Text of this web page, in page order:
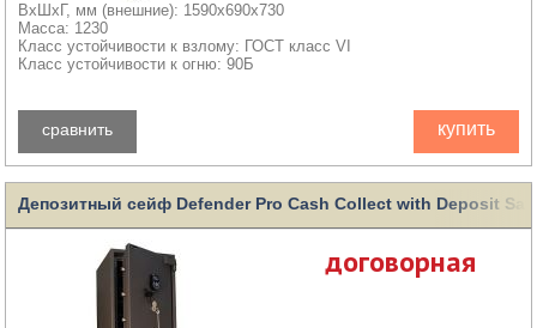
ВхШхГ, мм (внешние): 1590x690x730
Масса: 1230
Класс устойчивости к взлому: ГОСТ класс VI
Класс устойчивости к огню: 90Б
купить
сравнить
Депозитный сейф Defender Pro Cash Collect with Deposit
договорная